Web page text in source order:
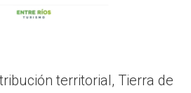
territorial, Tierra de